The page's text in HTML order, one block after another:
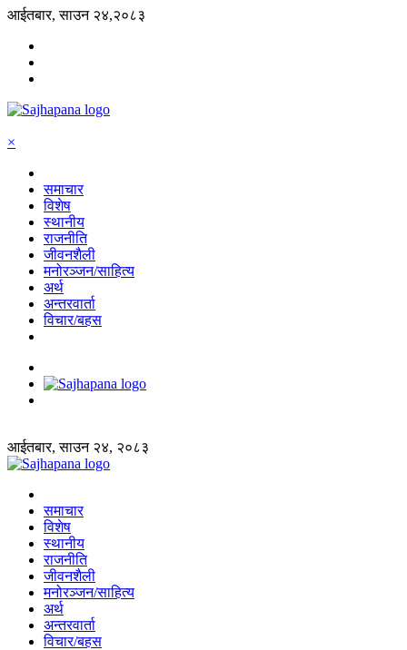
आईतबार, साउन २४,२०८३
×
समाचार
विशेष
स्थानीय
राजनीति
जीवनशैली
मनोरञ्जन/साहित्य
अर्थ
अन्तरवार्ता
विचार/बहस
आईतबार, साउन २४, २०८३
समाचार
विशेष
स्थानीय
राजनीति
जीवनशैली
मनोरञ्जन/साहित्य
अर्थ
अन्तरवार्ता
विचार/बहस